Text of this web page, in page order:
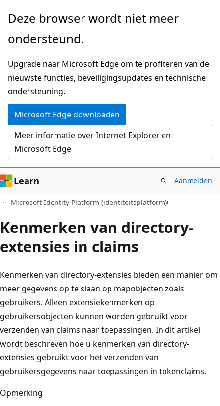
Naar
gaan
Deze browser wordt niet meer
ondersteund.
Upgrade naar Microsoft Edge om te profiteren van de
nieuwste functies, beveiligingsupdates en technische
ondersteuning.
Microsoft Edge downloaden
Meer informatie over Internet Explorer en
Microsoft Edge
Learn Aanmelden
Microsoft Identity Platform (identiteitsplatform)
Kenmerken van directory-
extensies in claims
Kenmerken van directory-extensies bieden een manier om
meer gegevens op te slaan op mapobjecten zoals
gebruikers. Alleen extensiekenmerken op
gebruikersobjecten kunnen worden gebruikt voor
verzenden van claims naar toepassingen. In dit artikel
wordt beschreven hoe u kenmerken van directory-
extensies gebruikt voor het verzenden van
gebruikersgegevens naar toepassingen in tokenclaims.
Opmerking